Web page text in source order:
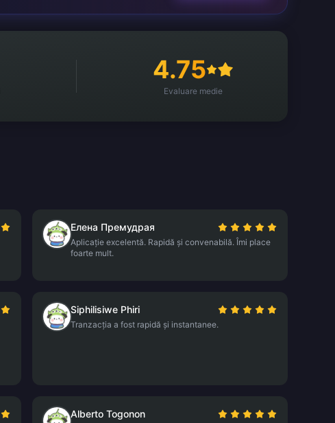
4.75
Evaluare medie
Елена Премудрая
Aplicație excelentă. Rapidă și convenabilă. Îmi place
foarte mult.
Siphilisiwe Phiri
Tranzacția a fost rapidă și instantanee.
Alberto Togonon